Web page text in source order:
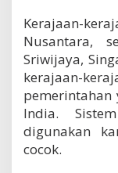
Kerajaan-
Nusantara,
Sriwijaya,
kerajaan-
India.
digunakan
cocok.